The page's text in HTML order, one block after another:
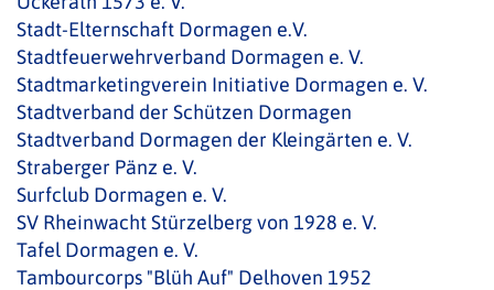
Stadt-Elternschaft Dormagen e.V.
Stadtfeuerwehrverband Dormagen e. V.
Stadtmarketingverein Initiative Dormagen e. V.
Stadtverband der Schützen Dormagen
Stadtverband Dormagen der Kleingärten e. V.
Straberger Pänz e. V.
Surfclub Dormagen e. V.
SV Rheinwacht Stürzelberg von 1928 e. V.
Tafel Dormagen e. V.
Tambourcorps "Blüh Auf" Delhoven 1952